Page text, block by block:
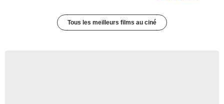
Tous les meilleurs films au ciné